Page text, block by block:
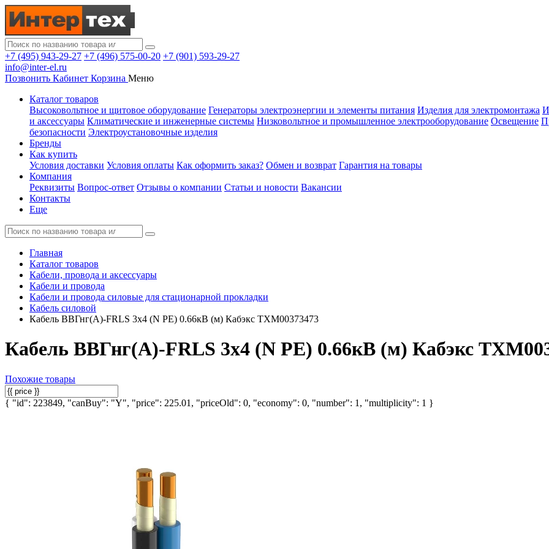
+7 (495) 943-29-27 +7 (496) 575-00-20 +7 (901) 593-29-27
info@inter-el.ru
Позвонить Кабинет Корзина Меню
Каталог товаров
Высоковольтное и щитовое оборудование Генераторы электроэнергии и элементы питания Изделия для электромонтажа
и аксессуары Климатические и инженерные системы Низковольтное и промышленное электрооборудование Освещение
безопасности Электроустановочные изделия
Бренды
Как купить
Условия доставки Условия оплаты Как оформить заказ? Обмен и возврат Гарантия на товары
Компания
Реквизиты Вопрос-ответ Отзывы о компании Статьи и новости Вакансии
Контакты
Еще
Главная
Каталог товаров
Кабели, провода и аксессуары
Кабели и провода
Кабели и провода силовые для стационарной прокладки
Кабель силовой
Кабель ВВГнг(А)-FRLS 3х4 (N PE) 0.66кВ (м) Кабэкс ТХМ00373473
Кабель ВВГнг(А)-FRLS 3х4 (N PE) 0.66кВ (м) Кабэкс
Похожие товары
{ "id": 223849, "canBuy": "Y", "price": 225.01, "priceOld": 0, "economy": 0, "number": 1, "multiplicity": 1 }